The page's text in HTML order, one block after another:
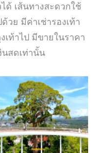
ด้ เส้นทางสะดวกใช้
วย มีค่าเช่ารองเท้า
เท้าไป มีขายในราคา
นสดเท่านั้น